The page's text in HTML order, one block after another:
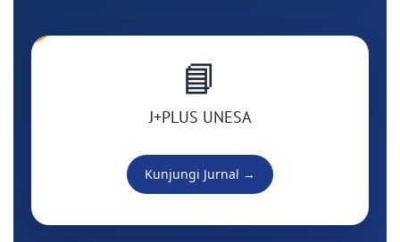
📘
J+PLUS UNESA
Kunjungi Jurnal →